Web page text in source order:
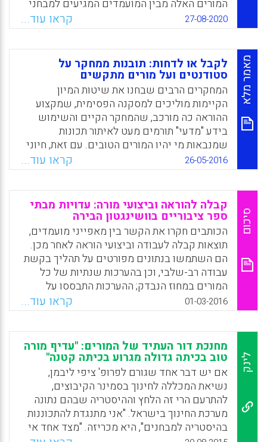
המורים האלה מבין המועמדים המגיעים למבחני
מיון? במערכת החינוך בישראל נעשית במהלך
העשור האחרון עבודה יסודית לשיפור ההתאמה
האישיותית של המועמדים ללימוד הוראה
כמקצוע. ספר זה מתאר את מסיל"ה: מערכת מיון
חדשנית שנבנתה כדי להעריך את ההתאמה
האישיותית של מועמדים ללימודי הוראה
WhatsApp
Facebook
Email
X
27-08-2020 קראו עוד...
מאמר מלא לקבל או לדחות: תובנות ממחקר על
סטודנטים ועל מורים מתקשים
המחקרים הרבים שבחנו את שיטות המיון
הקיימות מוליכים למסקנה הפסימית, שמקצוע
ההוראה כה מורכב, שהמחקר הקיים והשימוש
בידע "מדעי" תורמים מעט לאיתור תכונות
שמנבאות מי יהיו המורים הטובים. עם זאת, חיוני
שהמכללות להוראה בשיתוף משרד החינוך
ימשיכו לחפש אחר שיטות מיון ודרכי הכשרה
שיצמצמו ככל האפשר את כניסתם של מורים לא
מתאימים. זאת משום שלאחר השתלבותם
במערכת החינוך קשה בהרבה לשפר את תפקודם
או לפטר אותם (אליעזר יריב).
WhatsApp
Facebook
Email
X
26-05-2016 קראו עוד...
סיכום
קבלה להוראה וביצועי מורה: עדויות מבתי
ספר ציבוריים בוושינגטון הבירה
הכותבים חקרו את הקשר בין מאפייני מועמדים,
תוצאות קבלה לעבודה וביצועי הוראה לאחר מכן.
הם השתמשו בנתונים מפורטים על תהליך בקשת
עבודה רב-שלבי, וכן בהערכות שנתיות של כל
המורים במחוז הנבדק; ההערכות התבססו על
קריטריונים שונים. הם זיהו קשר בין הנתונים
לבין האפקטיביות הצפויה של מורה, אך לא בין
הנתונים לבין הסיכוי לקבלה לעבודה. החוקרים
בחרו לנתח את התהליך במחוז זה כי: א) במחוז זה
קיים תהליך בקשת עבודה מרכזי רב-שלבי הנותן
מדגם רחב של מועמדים וניתן למצוא בו מגוון של
מאפיינים וציונים בעקבות הערכות כתובות,
ראיונות אישיים והדגמת שיעורים; ב) מעבר של
כל שלב בתהליך התבסס על עמידה בסף מסוים
של ציונים שעזר לחוקרים לבדוק את התהליך; ג)
המחוז מבצע הערכות שנתיות של כל המורים –
01-03-2016 קראו עוד...
לינק
מחנכת דור העתיד של המורים: "עדיף מורה
טוב בכיתה גדולה מגרוע בכיתה קטנה"
אם יש דבר אחד שגורם לפרופ' ציפי ליבמן,
נשיאת המכללה לחינוך בסמינר הקיבוצים,
להתרעם הרי זה הלחץ וההיסטריה שבהם נתונה
מערכת החינוך בישראל. "אני מתנגדת להתכוננות
בהיסטריה למבחנים", היא מכריזה. "מצד אחד אי